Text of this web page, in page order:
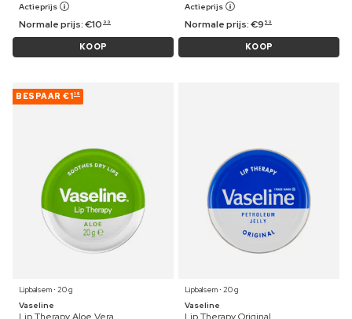
Actieprijs
Normale prijs:€10 99
KOOP
Actieprijs
Normale prijs:€9 59
KOOP
BESPAAR €116
Lipbalsem ⋅ 20 g
Vaseline
Lip Therapy Aloe Vera
Lipbalsem ⋅ 20 g
Vaseline
Lip Therapy Original